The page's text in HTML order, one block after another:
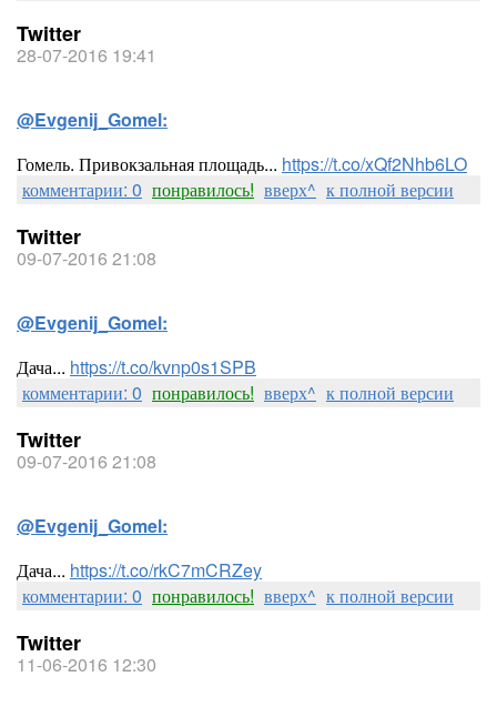
Twitter
28-07-2016 19:41
@Evgenij_Gomel:
Гомель. Привокзальная площадь... https://t.co/xQf2Nhb6LO
комментарии: 0 понравилось! вверх^ к полной версии
Twitter
09-07-2016 21:08
@Evgenij_Gomel:
Дача... https://t.co/kvnp0s1SPB
комментарии: 0 понравилось! вверх^ к полной версии
Twitter
09-07-2016 21:08
@Evgenij_Gomel:
Дача... https://t.co/rkC7mCRZey
комментарии: 0 понравилось! вверх^ к полной версии
Twitter
11-06-2016 12:30